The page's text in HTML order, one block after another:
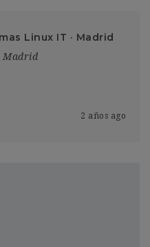
Linux IT · Madrid
Madrid
2 años ago